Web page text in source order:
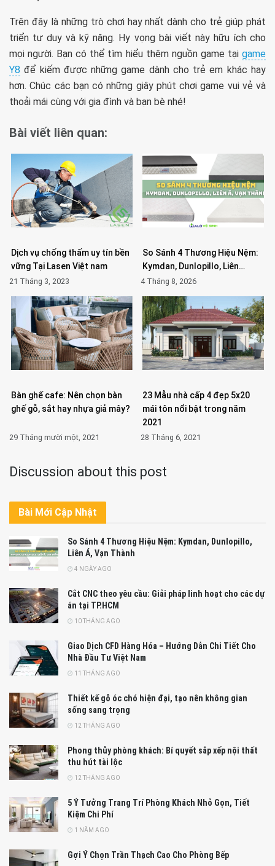
Trên đây là những trò chơi hay nhất dành cho trẻ giúp phát
triển tư duy và kỹ năng. Hy vọng bài viết này hữu ích cho
mọi người. Bạn có thể tìm hiểu thêm nguồn game tại game
Y8 để kiếm được những game dành cho trẻ em khác hay
hơn. Chúc các bạn có những giây phút chơi game vui vẻ và
thoải mái cùng với gia đình và bạn bè nhé!
Bài viết liên quan:
Dịch vụ chống thấm uy tín bền
vững Tại Lasen Việt nam
21 Tháng 3, 2023
So Sánh 4 Thương Hiệu Nệm:
Kymdan, Dunlopillo, Liên…
4 Tháng 8, 2026
Bàn ghế cafe: Nên chọn bàn
ghế gỗ, sắt hay nhựa giả mây?
29 Tháng mười một, 2021
23 Mẫu nhà cấp 4 đẹp 5x20
mái tôn nổi bật trong năm
2021
28 Tháng 6, 2021
Discussion about this post
Bài Mới Cập Nhật
So Sánh 4 Thương Hiệu Nệm: Kymdan, Dunlopillo,
Liên Á, Vạn Thành
4 NGÀY AGO
Cắt CNC theo yêu cầu: Giải pháp linh hoạt cho các dự
án tại TP.HCM
10 THÁNG AGO
Giao Dịch CFD Hàng Hóa – Hướng Dẫn Chi Tiết Cho
Nhà Đầu Tư Việt Nam
11 THÁNG AGO
Thiết kế gỗ óc chó hiện đại, tạo nên không gian
sống sang trọng
12 THÁNG AGO
Phong thủy phòng khách: Bí quyết sắp xếp nội thất
thu hút tài lộc
12 THÁNG AGO
5 Ý Tưởng Trang Trí Phòng Khách Nhỏ Gọn, Tiết
Kiệm Chi Phí
1 NĂM AGO
Gợi Ý Chọn Trần Thạch Cao Cho Phòng Bếp